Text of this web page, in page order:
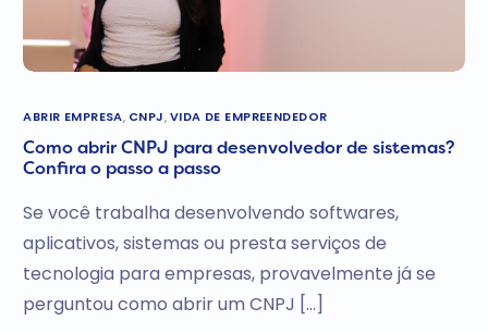
ABRIR EMPRESA, CNPJ,VIDA DE EMPREENDEDOR
Como abrir CNPJ para desenvolvedor de sistemas?
Confira o passo a passo
Se você trabalha desenvolvendo softwares,
aplicativos, sistemas ou presta serviços de
tecnologia para empresas, provavelmente já se
perguntou como abrir um CNPJ […]